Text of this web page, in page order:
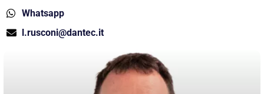
Whatsapp
l.rusconi@dantec.it